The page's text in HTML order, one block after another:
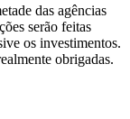
das agências
serão feitas
os investimentos.
obrigadas.